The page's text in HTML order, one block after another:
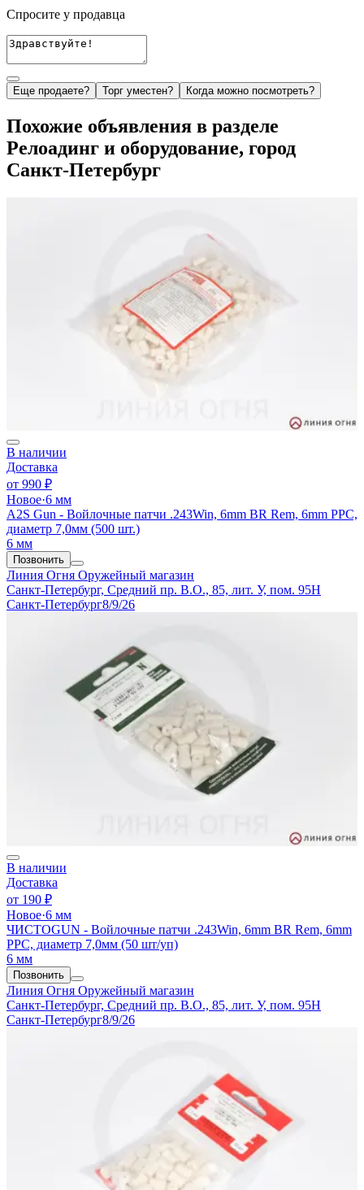
Спросите у продавца
Еще продаете? Торг уместен? Когда можно посмотреть?
Похожие объявления в разделе
Релоадинг и оборудование, город
Санкт-Петербург
В наличии
Доставка
от 990 ₽
Новое·6 мм
A2S Gun - Войлочные патчи .243Win, 6mm BR Rem, 6mm PPC,
диаметр 7,0мм (500 шт.)
6 мм
Позвонить
Линия Огня Оружейный магазин
Санкт-Петербург, Средний пр. В.О., 85, лит. У, пом. 95Н
Санкт-Петербург8/9/26
В наличии
Доставка
от 190 ₽
Новое·6 мм
ЧИСТОGUN - Войлочные патчи .243Win, 6mm BR Rem, 6mm
PPC, диаметр 7,0мм (50 шт/уп)
6 мм
Позвонить
Линия Огня Оружейный магазин
Санкт-Петербург, Средний пр. В.О., 85, лит. У, пом. 95Н
Санкт-Петербург8/9/26